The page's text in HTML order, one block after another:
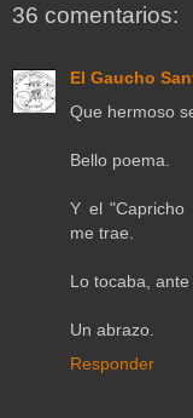
36 comentarios:
El Gaucho
Que hermoso
Bello poema.
Y el "Capricho
me trae.
Lo tocaba,
Un abrazo.
Responder